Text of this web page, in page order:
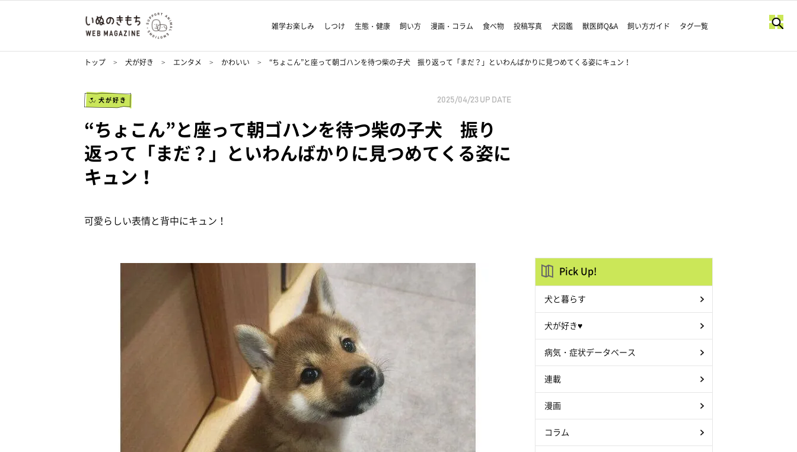
雑学お楽しみ しつけ 生態・健康 飼い方 漫画・コラム 食べ物 投稿写真 犬図鑑 獣医師Q&A 飼い方ガイド タグ一覧
トップ 犬が好き エンタメ かわいい “ちょこん”と座って朝ゴハンを待つ柴の子犬 振り返って「まだ？」といわんばかりに見つめてくる姿にキュン！
犬が好き 2025/04/23 UP DATE
“ちょこん”と座って朝ゴハンを待つ柴の子犬 振り
返って「まだ？」といわんばかりに見つめてくる姿に
キュン！
可愛らしい表情と背中にキュン！
Pick Up!
犬と暮らす
犬が好き♥
病気・症状データベース
連載
漫画
コラム